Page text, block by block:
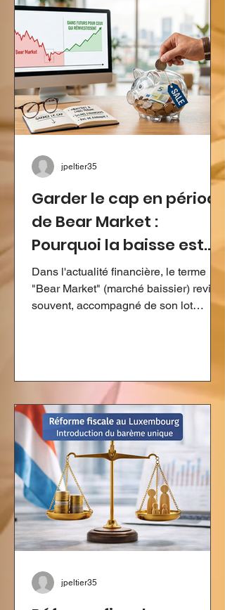
Luxembourg qui s'ouvrira le 7 avril .
Pour les résidents et les frontaliers, ces
quelques semaines sont cruciales.
Quelle échéance pour votre profil ? La
stratégie "combinée" : Pour une
Garder le cap en période
de Bear Market :
Pourquoi la baisse est
votre alliée
Dans l'actualité financière, le terme
"Bear Market" (marché baissier) revient
souvent, accompagné de son lot
Market : Les soldes de la finance
Imaginez que votre magasin de
vêtements préféré annonce -30% sur
toute la collection. Vous seriez ravi,
n'est-ce pas ? En bourse, c'est la
même chose. Une correction de
marché permet d'acquérir
jpeltier35
jpeltier35